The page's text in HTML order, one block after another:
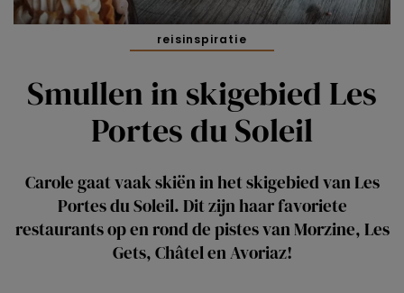
reisinspiratie
Smullen in skigebied Les
Portes du Soleil
Carole gaat vaak skiën in het skigebied van Les
Portes du Soleil. Dit zijn haar favoriete
restaurants op en rond de pistes van Morzine, Les
Gets, Châtel en Avoriaz!